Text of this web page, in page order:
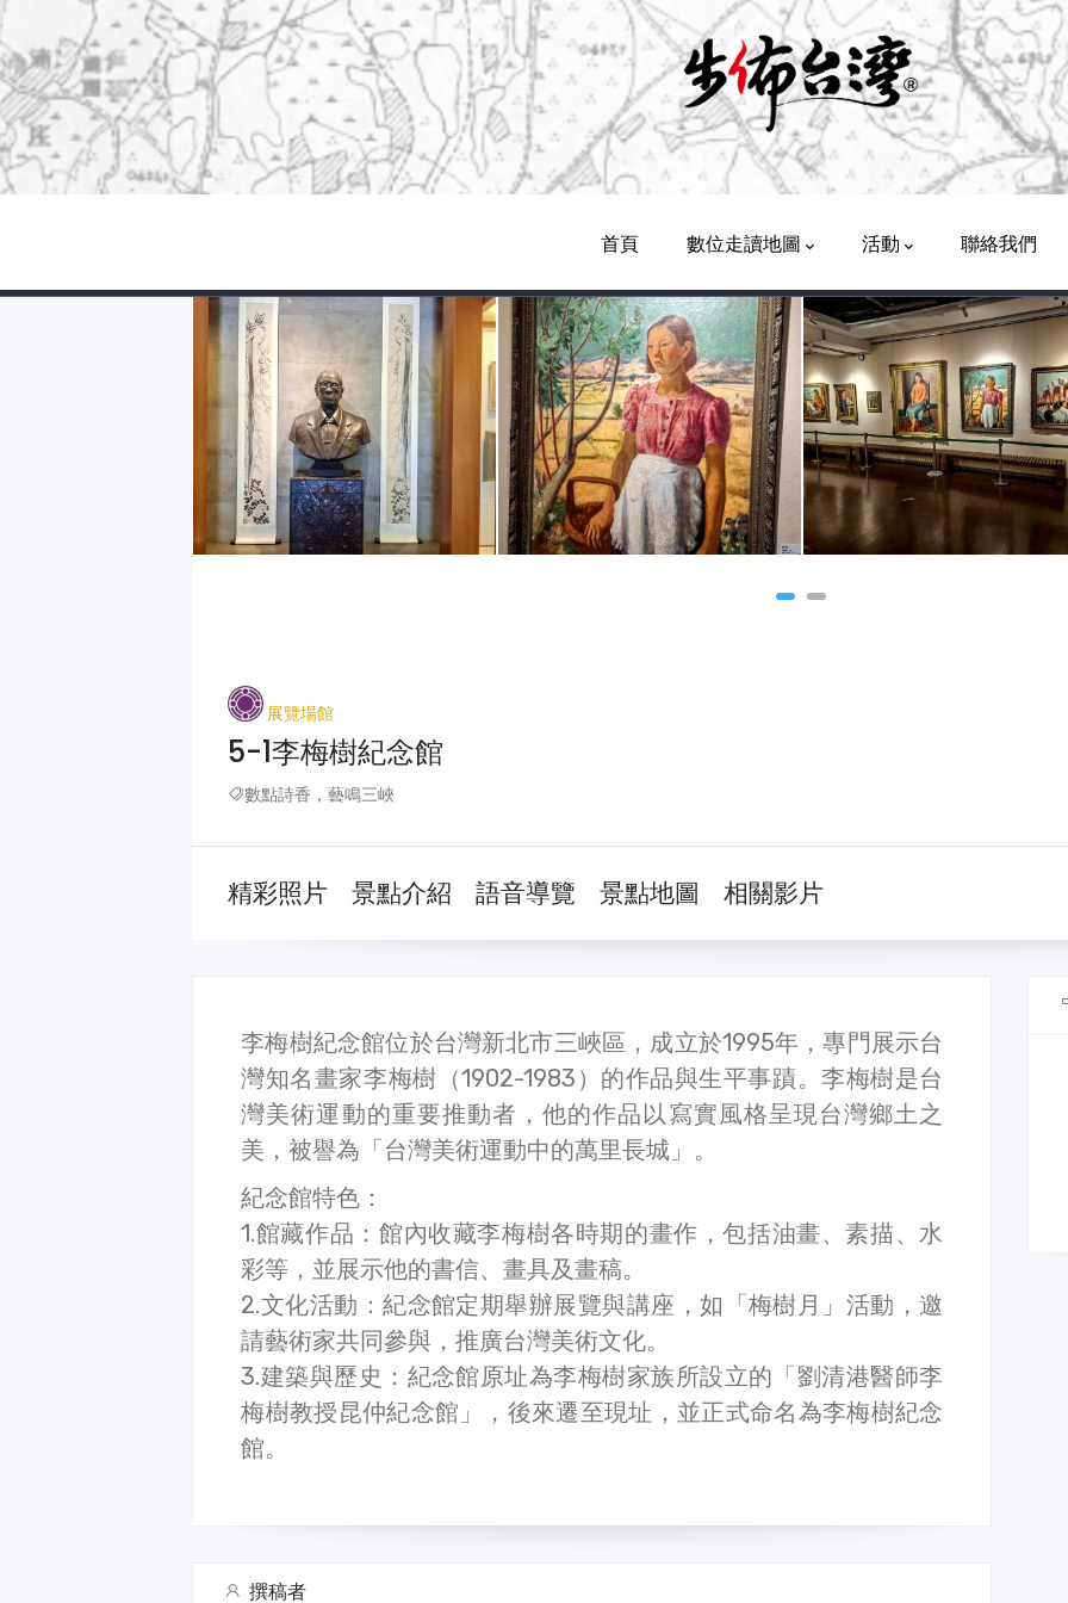
Navigation
首頁 數位走讀地圖 活動 聯絡我們
展覽場館
5-1李梅樹紀念館
數點詩香，藝鳴三峽
精彩照片 景點介紹 語音導覽 景點地圖 相關影片
李梅樹紀念館位於台灣新北市三峽區，成立於1995年，專門展示台
灣知名畫家李梅樹（1902-1983）的作品與生平事蹟。李梅樹是台
灣美術運動的重要推動者，他的作品以寫實風格呈現台灣鄉土之
美，被譽為「台灣美術運動中的萬里長城」。
紀念館特色：
1.館藏作品：館內收藏李梅樹各時期的畫作，包括油畫、素描、水
彩等，並展示他的書信、畫具及畫稿。
2.文化活動：紀念館定期舉辦展覽與講座，如「梅樹月」活動，邀
請藝術家共同參與，推廣台灣美術文化。
3.建築與歷史：紀念館原址為李梅樹家族所設立的「劉清港醫師李
梅樹教授昆仲紀念館」，後來遷至現址，並正式命名為李梅樹紀念
館。
撰稿者